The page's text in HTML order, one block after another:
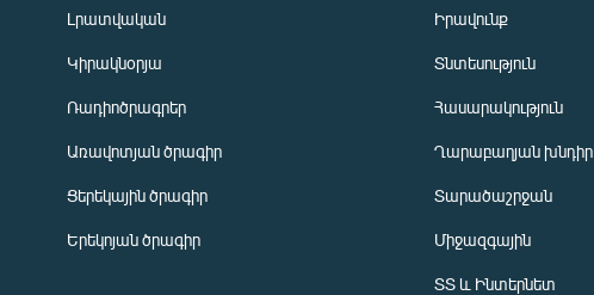
Լրատվական
Կիրակնօրյա
Ռադիոծրագրեր
Առավոտյան ծրագիր
Ցերեկային ծրագիր
Երեկոյան ծրագիր
Իրավունք
Տնտեսություն
Հասարակություն
Ղարաբաղյան խնդիր
Տարածաշրջան
Միջազգային
ՏՏ և Ինտերնետ